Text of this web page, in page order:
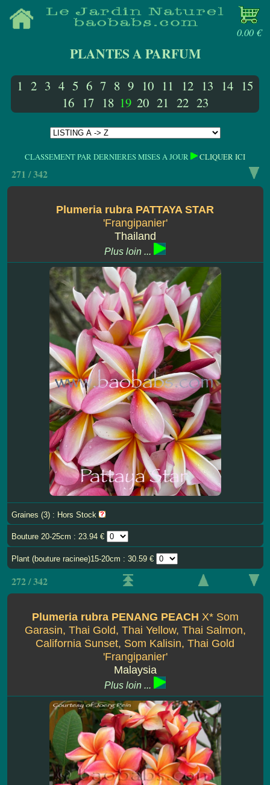
0.00 €
PLANTES A PARFUM
1 2 3 4 5 6 7 8 9 10 11 12 13 14 15
16 17 18 19 20 21 22 23
CLASSEMENT PAR DERNIERES MISES A JOUR CLIQUER ICI
271 / 342
Plumeria rubra PATTAYA STAR
'Frangipanier'
Thailand
Plus loin ...
Graines (3) : Hors Stock
Bouture 20-25cm : 23.94 €
Plant (bouture racinee)15-20cm : 30.59 €
272 / 342
Plumeria rubra PENANG PEACH X* Som
Garasin, Thai Gold, Thai Yellow, Thai Salmon,
California Sunset, Som Kalisin, Thai Gold
'Frangipanier'
Malaysia
Plus loin ...